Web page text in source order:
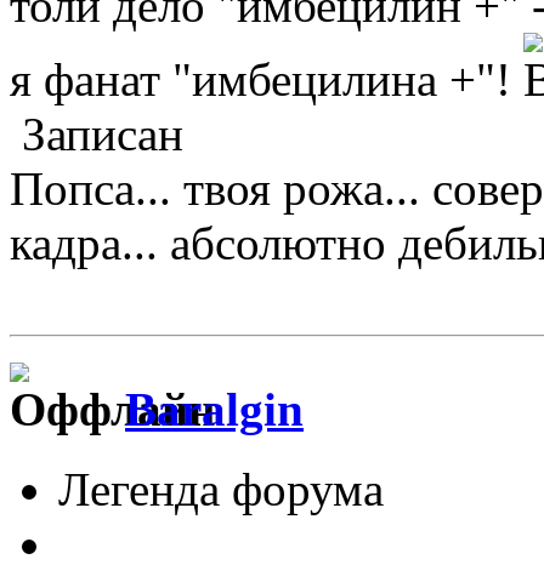
я фанат "имбецилина +"!
Записан
Попса... твоя рожа...
кадра... абсолютно
Baralgin
Легенда форума